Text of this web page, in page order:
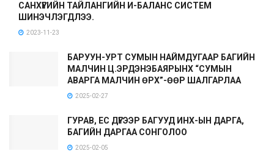
САНХҮҮГИЙН ТАЙЛАНГИЙН И-БАЛАНС СИСТЕМ
ШИНЭЧЛЭГДЛЭЭ.
2023-11-23
БАРУУН-УРТ СУМЫН НАЙМДУГААР БАГИЙН
МАЛЧИН Ц.ЭРДЭНЭБАЯРЫНХ “СУМЫН
АВАРГА МАЛЧИН ӨРХ”-ӨӨР ШАЛГАРЛАА
2025-02-27
ГУРАВ, ЕС ДҮГЭЭР БАГУУД ИНХ-ЫН ДАРГА,
БАГИЙН ДАРГАА СОНГОЛОО
2025-02-05